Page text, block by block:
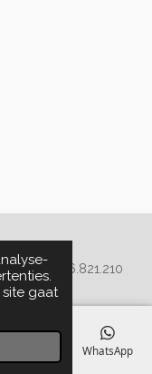
gaat
BE
0466.821.210
WhatsApp